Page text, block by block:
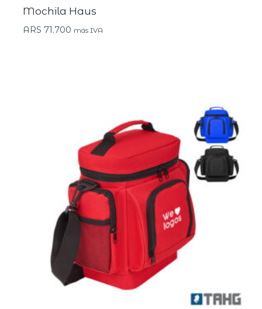
Mochila Haus
ARS 71.700 más IVA